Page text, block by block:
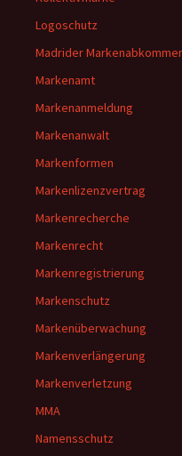
Logoschutz
Madrider
Markenamt
Markenanmeldung
Markenanwalt
Markenformen
Markenlizenzvertrag
Markenrecherche
Markenrecht
Markenregistrierung
Markenschutz
Markenüberwachung
Markenverlängerung
Markenverletzung
MMA
Namensschutz